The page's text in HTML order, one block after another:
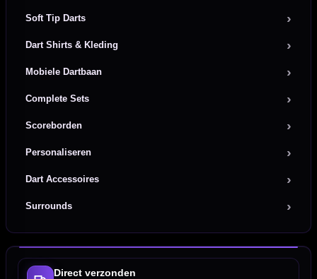
Soft Tip Darts
Dart Shirts & Kleding
Mobiele Dartbaan
Complete Sets
Scoreborden
Personaliseren
Dart Accessoires
Surrounds
Direct verzonden